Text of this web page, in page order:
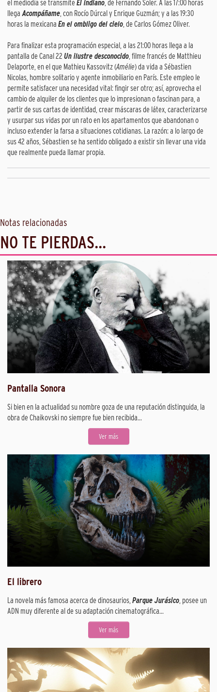
el mediodía se transmite El indiano, de Fernando Soler. A las 17:00 horas
llega Acompáñame, con Rocío Dúrcal y Enrique Guzmán; y a las 19:30
horas la mexicana En el ombligo del cielo, de Carlos Gómez Oliver.
Para finalizar esta programación especial, a las 21:00 horas llega a la
pantalla de Canal 22 Un ilustre desconocido, filme francés de Matthieu
Delaporte, en el que Mathieu Kassovitz (Amélie) da vida a Sébastien
Nicolas, hombre solitario y agente inmobiliario en París. Este empleo le
permite satisfacer una necesidad vital: fingir ser otro; así, aprovecha el
cambio de alquiler de los clientes que lo impresionan o fascinan para, a
partir de sus cartas de identidad, crear máscaras de látex, caracterizarse
y usurpar sus vidas por un rato en los apartamentos que abandonan o
incluso extender la farsa a situaciones cotidianas. La razón: a lo largo de
sus 42 años, Sébastien se ha sentido obligado a existir sin llevar una vida
que realmente pueda llamar propia.
Notas relacionadas
NO TE PIERDAS...
Pantalla Sonora
Si bien en la actualidad su nombre goza de una reputación distinguida, la
obra de Chaikovski no siempre fue bien recibida...
Ver más
El librero
La novela más famosa acerca de dinosaurios, Parque Jurásico, posee un
ADN muy diferente al de su adaptación cinematográfica...
Ver más